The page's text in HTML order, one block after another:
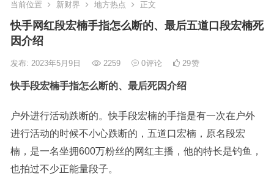
当前位置 新财界 地方热点 正文
快手网红段宏楠手指怎么断的、最后五道口段宏楠死
因介绍
发布: 2023年5月9日 2259 0评论 29赞
快手段宏楠手指怎么断的、最后死因介绍
户外进行活动跌断的。快手段宏楠的手指是有一次在户外
进行活动的时候不小心跌断的，五道口宏楠，原名段宏
楠，是一名坐拥600万粉丝的网红主播，他的特长是钓鱼，
也拍过不少正能量段子。